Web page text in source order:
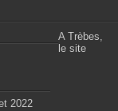
2022
A Trèbes,
le site